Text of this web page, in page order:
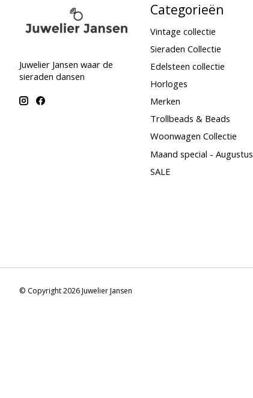
Juwelier Jansen waar de
sieraden dansen
Categorieën
Vintage collectie
Sieraden Collectie
Edelsteen collectie
Horloges
Merken
Trollbeads & Beads
Woonwagen Collectie
Maand special - Augustus
SALE
© Copyright 2026 Juwelier Jansen